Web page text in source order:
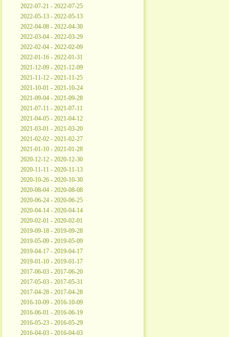
2022-07-21 - 2022-07-25
2022-05-13 - 2022-05-13
2022-04-08 - 2022-04-30
2022-03-04 - 2022-03-29
2022-02-04 - 2022-02-09
2022-01-16 - 2022-01-31
2021-12-09 - 2021-12-09
2021-11-12 - 2021-11-25
2021-10-01 - 2021-10-24
2021-09-04 - 2021-09-28
2021-07-11 - 2021-07-11
2021-04-05 - 2021-04-12
2021-03-01 - 2021-03-20
2021-02-02 - 2021-02-27
2021-01-10 - 2021-01-28
2020-12-12 - 2020-12-30
2020-11-11 - 2020-11-13
2020-10-26 - 2020-10-30
2020-08-04 - 2020-08-08
2020-06-24 - 2020-06-25
2020-04-14 - 2020-04-14
2020-02-01 - 2020-02-01
2019-09-18 - 2019-09-28
2019-05-09 - 2019-05-09
2019-04-17 - 2019-04-17
2019-01-10 - 2019-01-17
2017-06-03 - 2017-06-20
2017-05-03 - 2017-05-31
2017-04-28 - 2017-04-28
2016-10-09 - 2016-10-09
2016-06-01 - 2016-06-19
2016-05-23 - 2016-05-29
2016-04-03 - 2016-04-03